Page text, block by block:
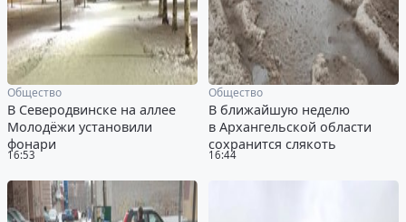
16:53
Общество
В Северодвинске на аллее
Молодёжи установили
фонари
16:44
Общество
В ближайшую неделю
в Архангельской области
сохранится слякоть